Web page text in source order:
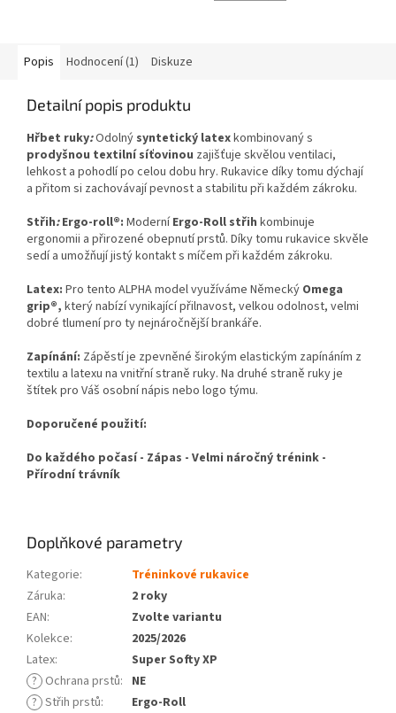
hvězdiček.
Popis Hodnocení (1) Diskuze
Detailní popis produktu
Hřbet ruky:Odolný syntetický latexkombinovaný s
prodyšnou textilní síťovinou zajišťuje skvělou ventilaci,
lehkost a pohodlí po celou dobu hry. Rukavice díky tomu dýchají
a přitom si zachovávají pevnost a stabilitu při každém zákroku.
Střih:Ergo-roll®: ModerníErgo-Roll střih kombinuje
ergonomii a přirozené obepnutí prstů. Díky tomu rukavice skvěle
sedí a umožňují jistý kontakt s míčem při každém zákroku.
Latex: Pro tento ALPHA model využíváme Německý Omega
grip®, který nabízí vynikající přilnavost, velkou odolnost, velmi
dobré tlumení pro ty nejnáročnější brankáře.
Zapínání: Zápěstí je zpevněné širokým elastickým zapínáním z
textilu a latexu na vnitřní straně ruky. Na druhé straně ruky je
štítek pro Váš osobní nápis nebo logo týmu.
Doporučené použití:
Do každého počasí - Zápas - Velmi náročný trénink -
Přírodní trávník
Doplňkové parametry
Kategorie:
Tréninkové rukavice
Záruka:
2 roky
EAN:
Zvolte variantu
Kolekce:
2025/2026
Latex:
Super Softy XP
? Ochrana prstů: NE
? Střih prstů: Ergo-Roll